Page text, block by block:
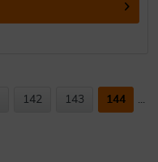
142 143 144 ...